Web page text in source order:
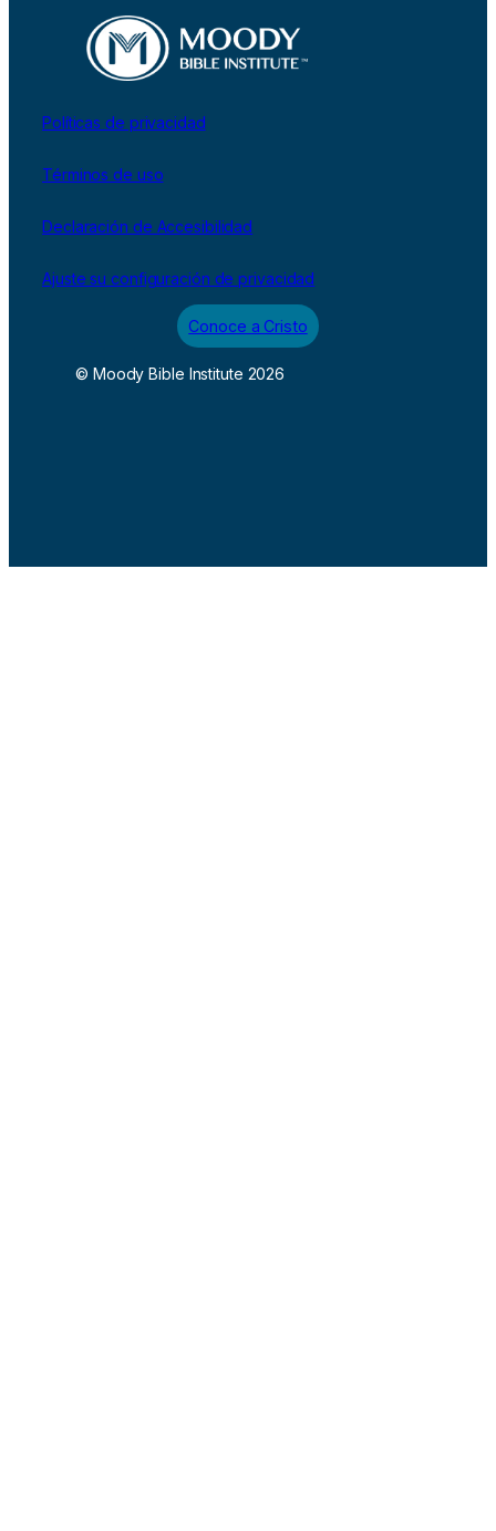
Políticas de privacidad
Términos de uso
Declaración de Accesibilidad
Ajuste su configuración de privacidad
Conoce a Cristo
© Moody Bible Institute 2026